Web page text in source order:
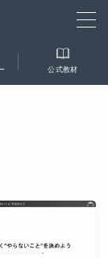
公式教材